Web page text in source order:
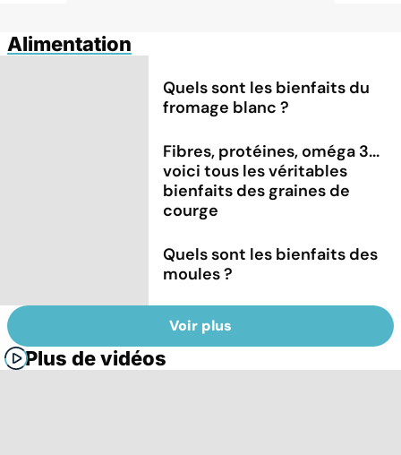
Alimentation
Quels sont les bienfaits du
fromage blanc ?
Fibres, protéines, oméga 3...
voici tous les véritables
bienfaits des graines de
courge
Quels sont les bienfaits des
moules ?
Voir plus
Plus de vidéos